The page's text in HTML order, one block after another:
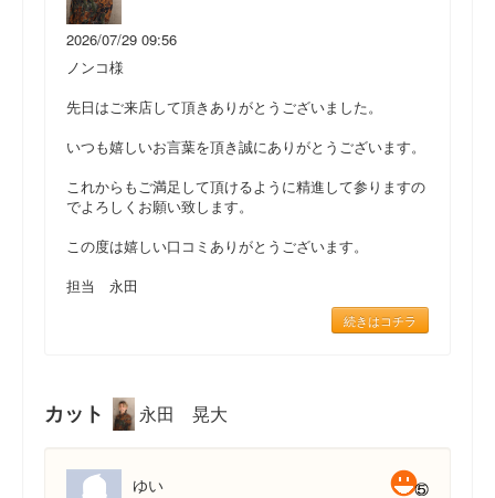
2026/07/29 09:56
ノンコ様
先日はご来店して頂きありがとうございました。
いつも嬉しいお言葉を頂き誠にありがとうございます。
これからもご満足して頂けるように精進して参りますの
でよろしくお願い致します。
この度は嬉しい口コミありがとうございます。
担当 永田
続きはコチラ
カット 永田 晃大
ゆい